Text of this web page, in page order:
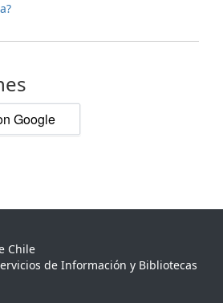
Google
Chile
de Información y Bibliotecas